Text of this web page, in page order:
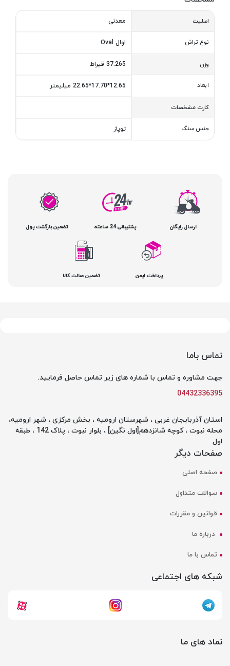
اصلیت معدنی
نوع تراش اوال Oval
وزن 37.265 قیراط
ابعاد 12.65*17.70*22.65 میلیمتر
کارت مشخصات
جنس سنگ توپاز
ارسال رایگان پشتیبانی 24 ساعته تضمین بازگشت پول
پرداخت ایمن تضمین صالت کالا
تماس باما
جهت مشاوره و تماس با شماره های زیر تماس حاصل فرمایید.
04432336395
استان آذربایجان غربی ، شهرستان ارومیه ، بخش مرکزی ، شهر ارومیه،
محله نبوت ، کوچه شانزدهم[اول نگین] ، بلوار نبوت ، پلاک 142 ، طبقه
اول
صفحات دیگر
صفحه اصلی
سوالات متداول
قوانین و مقررات
درباره ما
تماس با ما
شبکه های اجتماعی
نماد های ما